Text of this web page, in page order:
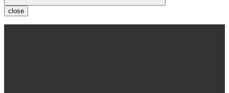
close